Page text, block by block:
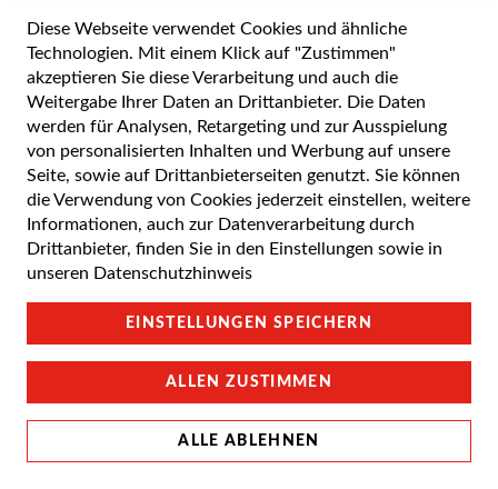
Alle Preise inkl. gesetzlicher Mehrwertsteuer zuzüglich Versandkosten. Die
durchgestrichenen Preise entsprechen dem UVP des Herstellers. 5-7 Werktage
Cookie Einstellungen
Datenschutz und Cookie-Richtlinien
Support
Campus Bedingungen
Impressum
Diese Webseite verwendet Cookies und ähnliche
Technologien. Mit einem Klick auf "Zustimmen"
akzeptieren Sie diese Verarbeitung und auch die
Weitergabe Ihrer Daten an Drittanbieter. Die Daten
werden für Analysen, Retargeting und zur Ausspielung
von personalisierten Inhalten und Werbung auf unsere
Seite, sowie auf Drittanbieterseiten genutzt. Sie können
die Verwendung von Cookies jederzeit einstellen, weitere
Informationen, auch zur Datenverarbeitung durch
Drittanbieter, finden Sie in den Einstellungen sowie in
unseren Datenschutzhinweis
EINSTELLUNGEN SPEICHERN
ALLEN ZUSTIMMEN
ALLE ABLEHNEN